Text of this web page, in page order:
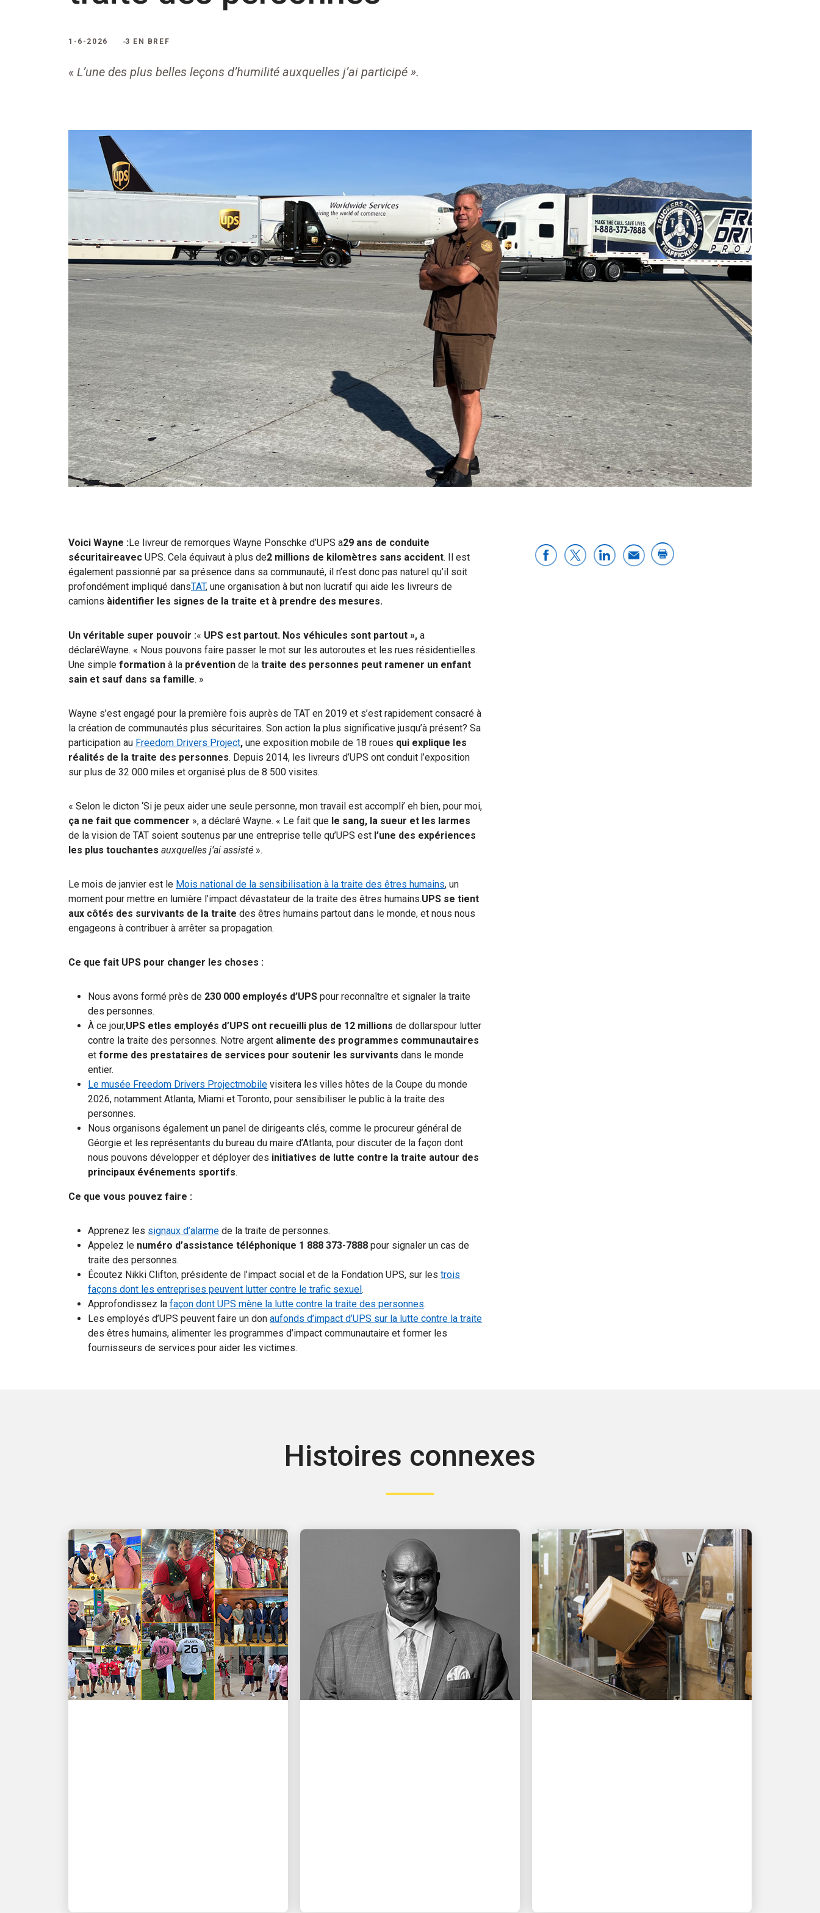
1-6-2026 3 EN BREF
« L’une des plus belles leçons d’humilité auxquelles j’ai participé ».
Voici Wayne :Le livreur de remorques Wayne Ponschke d’UPS a29 ans de conduite
sécuritaireavec UPS. Cela équivaut à plus de2 millions de kilomètres sans accident. Il est
également passionné par sa présence dans sa communauté, il n’est donc pas naturel qu’il soit
profondément impliqué dansTAT, une organisation à but non lucratif qui aide les livreurs de
camions àidentifier les signes de la traite et à prendre des mesures.
Un véritable super pouvoir :« UPS est partout. Nos véhicules sont partout », a
déclaréWayne. « Nous pouvons faire passer le mot sur les autoroutes et les rues résidentielles.
Une simple formation à la prévention de la traite des personnes peut ramener un enfant
sain et sauf dans sa famille. »
Wayne s’est engagé pour la première fois auprès de TAT en 2019 et s’est rapidement consacré à
la création de communautés plus sécuritaires. Son action la plus significative jusqu’à présent? Sa
participation au Freedom Drivers Project, une exposition mobile de 18 roues qui explique les
réalités de la traite des personnes. Depuis 2014, les livreurs d’UPS ont conduit l’exposition
sur plus de 32 000 miles et organisé plus de 8 500 visites.
« Selon le dicton ‘Si je peux aider une seule personne, mon travail est accompli’ eh bien, pour moi,
ça ne fait que commencer », a déclaré Wayne. « Le fait que le sang, la sueur et les larmes
de la vision de TAT soient soutenus par une entreprise telle qu’UPS est l’une des expériences
les plus touchantes auxquelles j’ai assisté ».
Le mois de janvier est le Mois national de la sensibilisation à la traite des êtres humains, un
moment pour mettre en lumière l’impact dévastateur de la traite des êtres humains.UPS se tient
aux côtés des survivants de la traite des êtres humains partout dans le monde, et nous nous
engageons à contribuer à arrêter sa propagation.
Ce que fait UPS pour changer les choses :
Nous avons formé près de 230 000 employés d’UPS pour reconnaître et signaler la traite
des personnes.
À ce jour,UPS etles employés d’UPS ont recueilli plus de 12 millions de dollarspour lutter
contre la traite des personnes. Notre argent alimente des programmes communautaires
et forme des prestataires de services pour soutenir les survivants dans le monde
entier.
Le musée Freedom Drivers Projectmobile visitera les villes hôtes de la Coupe du monde
2026, notamment Atlanta, Miami et Toronto, pour sensibiliser le public à la traite des
personnes.
Nous organisons également un panel de dirigeants clés, comme le procureur général de
Géorgie et les représentants du bureau du maire d’Atlanta, pour discuter de la façon dont
nous pouvons développer et déployer des initiatives de lutte contre la traite autour des
principaux événements sportifs.
Ce que vous pouvez faire :
Apprenez les signaux d’alarme de la traite de personnes.
Appelez le numéro d’assistance téléphonique 1 888 373-7888 pour signaler un cas de
traite des personnes.
Écoutez Nikki Clifton, présidente de l’impact social et de la Fondation UPS, sur les trois
façons dont les entreprises peuvent lutter contre le trafic sexuel.
Approfondissez la façon dont UPS mène la lutte contre la traite des personnes.
Les employés d’UPS peuvent faire un don aufonds d’impact d’UPS sur la lutte contre la traite
des êtres humains, alimenter les programmes d’impact communautaire et former les
fournisseurs de services pour aider les victimes.
Histoires connexes